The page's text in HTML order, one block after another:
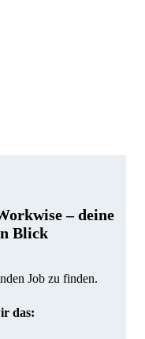
– deine
Blick
Job zu finden.
das: